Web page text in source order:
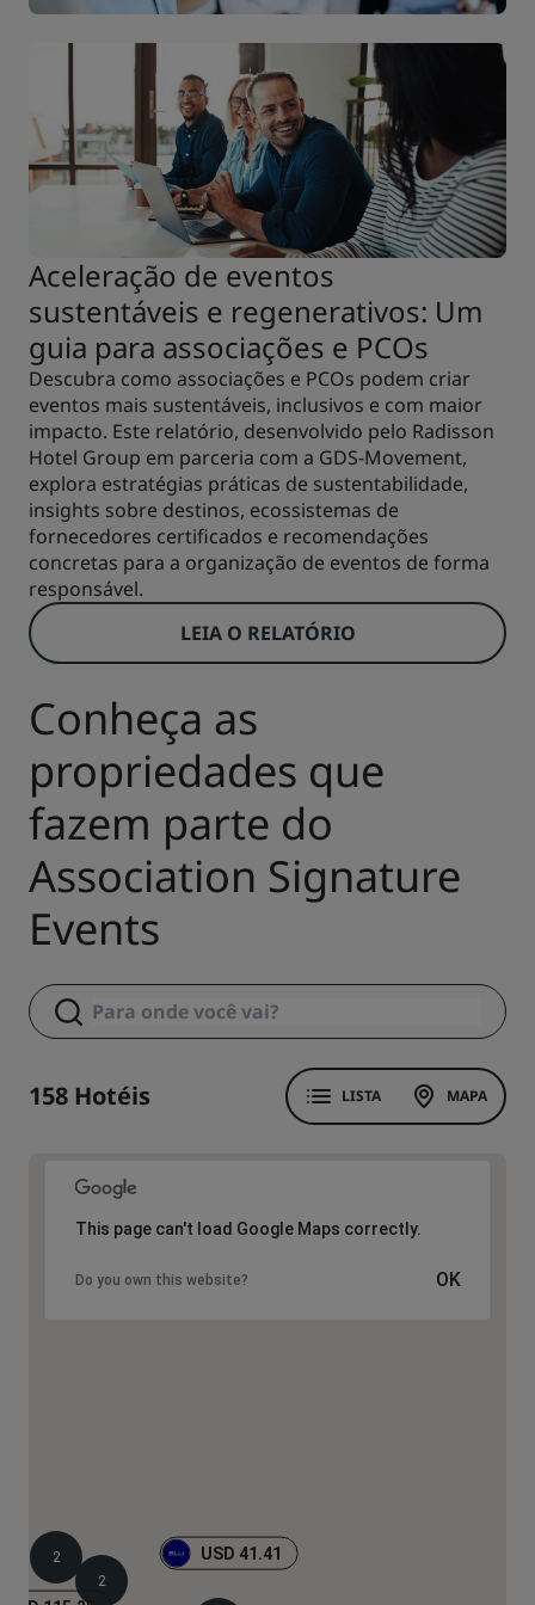
Aceleração de eventos
sustentáveis e regenerativos: Um
guia para associações e PCOs
Descubra como associações e PCOs podem criar
eventos mais sustentáveis, inclusivos e com maior
impacto. Este relatório, desenvolvido pelo Radisson
Hotel Group em parceria com a GDS-Movement,
explora estratégias práticas de sustentabilidade,
insights sobre destinos, ecossistemas de
fornecedores certificados e recomendações
concretas para a organização de eventos de forma
responsável.
LEIA O RELATÓRIO
Conheça as
propriedades que
fazem parte do
Association Signature
Events
158 Hotéis LISTA MAPA
2
2 USD 41.41
This page can't load Google Maps correctly.
Do you own this website? OK